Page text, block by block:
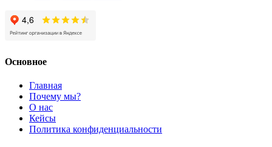
Основное
Главная
Почему мы?
О нас
Кейсы
Политика конфиденциальности